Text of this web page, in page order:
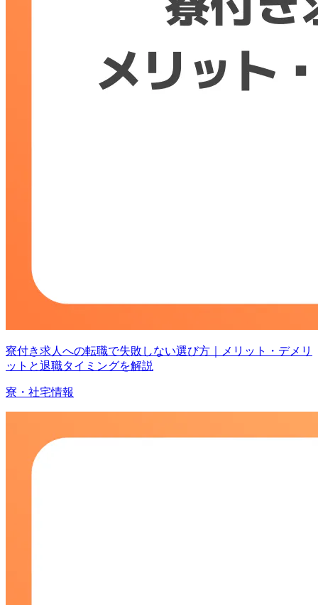
寮付き求人への転職で失敗しない選び方｜メリット・デメリ
ットと退職タイミングを解説
寮・社宅情報